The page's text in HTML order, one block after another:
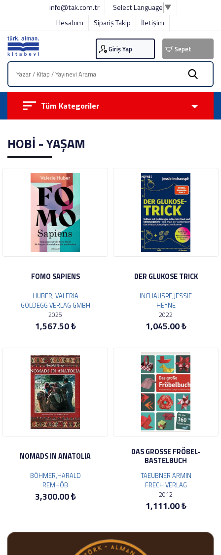
info@tak.com.tr Select Language ▼
Hesabım
Sipariş Takip İletişim
Giriş Yap Sepet
Tüm Kategoriler
HOBİ - YAŞAM
FOMO SAPIENS
HUBER, VALERIA
GOLDEGG VERLAG GMBH
2025
1,567.50 ₺
DER GLUKOSE TRICK
INCHAUSPE,JESSIE
HEYNE
2022
1,045.00 ₺
NOMADS IN ANATOLIA
BÖHMER,HARALD
REMHÖB
3,300.00 ₺
DAS GROSSE FRÖBEL-
BASTELBUCH
TAEUBNER ARMIN
FRECH VERLAG
2012
1,111.00 ₺